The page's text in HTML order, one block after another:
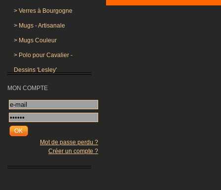
> Verres à Bourgogne
> Mugs - Artisanale
> Mugs Couleur
> Polo pour Cavalier -
Dessins 'Lesley'
MON COMPTE
OK
Mot de passe perdu ?
Créer un compte ?